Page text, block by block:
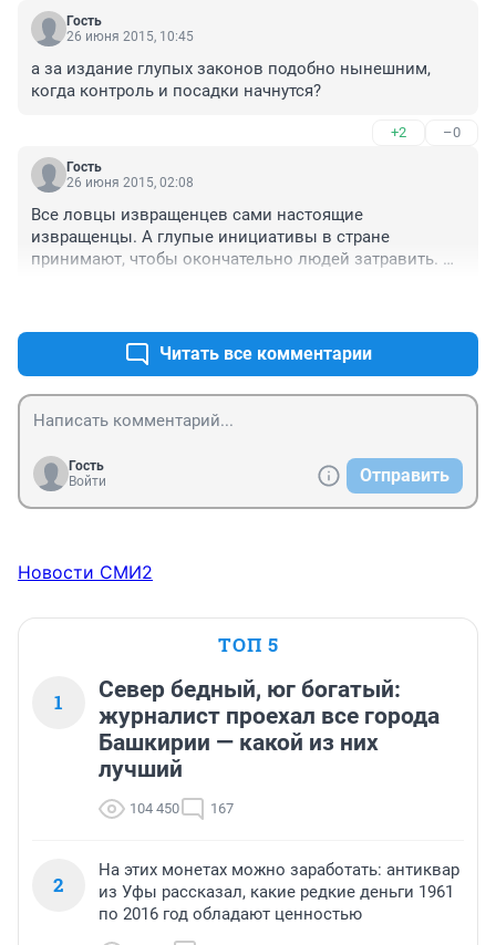
ЗВЕЗДОЧКИ ПОЛУЧАЮТ НАШИХ БЛИЗКИХ САЖАЮТ
НЕ ЗА ЧТО...ЗА ПЕРЕПИСКИ...ЛОМАЮТ НАШИ ЖИЗНИ
Гость
26 июня 2015, 10:45
а за издание глупых законов подобно нынешним,
когда контроль и посадки начнутся?
+2 –0
Гость
26 июня 2015, 02:08
Все ловцы извращенцев сами настоящие
извращенцы. А глупые инициативы в стране
принимают, чтобы окончательно людей затравить. По
многие бегают, пресыщенные ребята во власти их
мохнат..кой не удивишь пачками иметь могут. Лучше
бы с секс- туризмом боролись - иностранцы едут и
легально получают кого хотят, а те же погонники
караулят "бизнес". А тут раб..в пугают сроками за
какую -то переписку, смех).
Читать все комментарии
Гость
Войти
Отправить
Новости СМИ2
ТОП 5
1
Север бедный, юг богатый:
журналист проехал все города
Башкирии — какой из них
лучший
104 450 167
2
На этих монетах можно заработать: антиквар
из Уфы рассказал, какие редкие деньги 1961
по 2016 год обладают ценностью